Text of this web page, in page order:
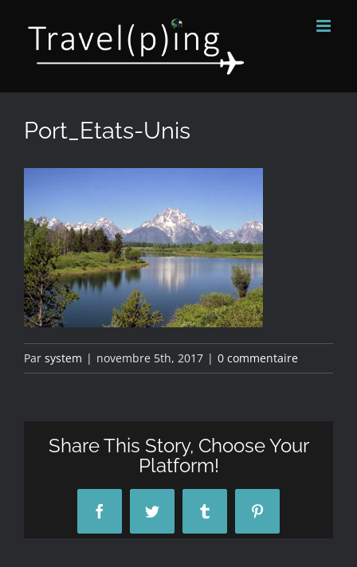
contenu
Port_Etats-Unis
Par system | novembre 5th, 2017 | 0 commentaire
Share This Story, Choose Your
Platform!
FacebookTwitter Tumblr Pinterest